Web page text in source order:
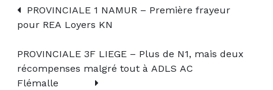
PROVINCIALE 1 NAMUR – Première frayeur
pour REA Loyers KN
PROVINCIALE 3F LIEGE – Plus de N1, mais deux
récompenses malgré tout à ADLS AC
Flémalle